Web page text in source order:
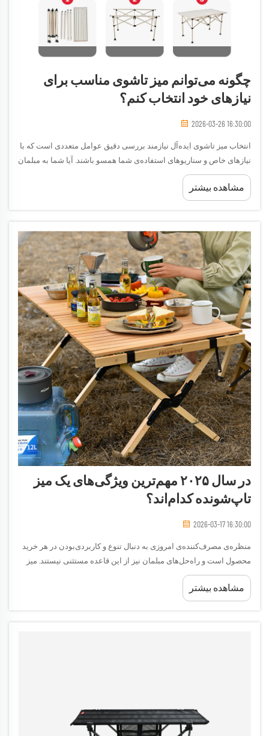
چگونه می‌توانم میز تاشوی مناسب برای
نیازهای خود انتخاب کنم؟
2026-03-26 16:30:00
انتخاب میز تاشوی ایده‌آل نیازمند بررسی دقیق عوامل متعددی است که با
نیازهای خاص و سناریوهای استفاده‌ی شما همسو باشند. آیا شما به مبلمان
کمپینگ در فضای باز، راه‌حل‌های قابل حمل برای فضای کار یا مبلمان
داخلی همه‌کاره نیاز دارید...
مشاهده بیشتر
در سال ۲۰۲۵ مهم‌ترین ویژگی‌های یک میز
تاپ‌شونده کدام‌اند؟
2026-03-17 16:30:00
منظره‌ی مصرف‌کننده‌ی امروزی به دنبال تنوع و کاربردی‌بودن در هر خرید
محصول است و راه‌حل‌های مبلمان نیز از این قاعده مستثنی نیستند. میز
تاشو از یک مبلمان ساده‌ی مرتبط با راحتی، به تجهیزات پیشرفته و
چندکاره‌ای تبدیل شده است که...
مشاهده بیشتر